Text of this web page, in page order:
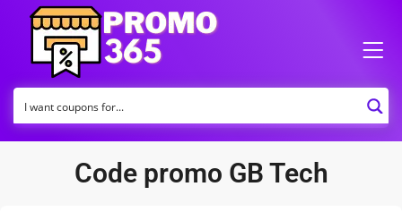
Code promo GB Tech